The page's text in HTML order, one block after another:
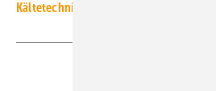
Kältetechnik